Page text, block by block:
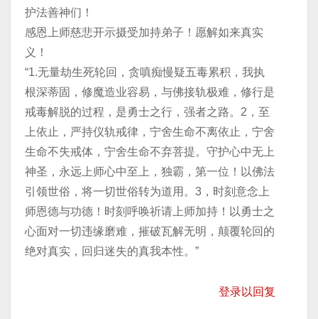
护法善神们！
感恩上师慈悲开示摄受加持弟子！愿解如来真实
义！
“1.无量劫生死轮回，贪嗔痴慢疑五毒累积，我执
根深蒂固，修魔造业容易，与佛接轨极难，修行是
戒毒解脱的过程，是勇士之行，强者之路。2，至
上依止，严持仪轨戒律，宁舍生命不离依止，宁舍
生命不失戒体，宁舍生命不弃菩提。守护心中无上
神圣，永远上师心中至上，独霸，第一位！以佛法
引领世俗，将一切世俗转为道用。3，时刻意念上
师恩德与功德！时刻呼唤祈请上师加持！以勇士之
心面对一切违缘磨难，摧破瓦解无明，颠覆轮回的
绝对真实，回归迷失的真我本性。”
登录以回复